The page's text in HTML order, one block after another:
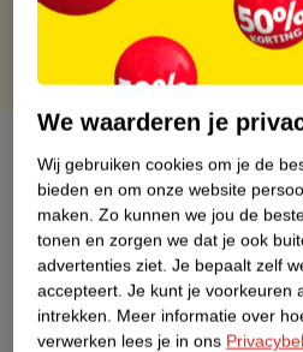
Productinformatie
Nature Impact Score
Dit product
Impact Score.
We waarderen je
Wij gebruiken cookies om je de
bieden en om onze website
maken. Zo kunnen we jou de
tonen en zorgen we dat je ook
advertenties ziet. Je bepaalt zelf
accepteert. Je kunt je voorkeuren
intrekken. Meer informatie over
verwerken lees je in ons